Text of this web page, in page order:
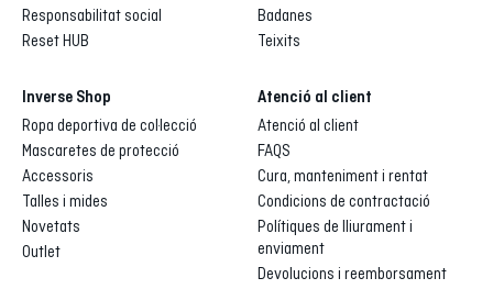
Responsabilitat social
Reset HUB
Badanes
Teixits
Inverse Shop
Ropa deportiva de col·lecció
Mascaretes de protecció
Accessoris
Talles i mides
Novetats
Outlet
Atenció al client
Atenció al client
FAQS
Cura, manteniment i rentat
Condicions de contractació
Polítiques de lliurament i
enviament
Devolucions i reemborsament